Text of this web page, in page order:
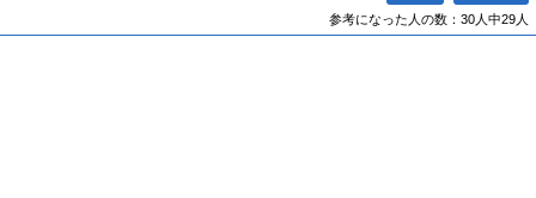
参考になった人の数：30人中29人